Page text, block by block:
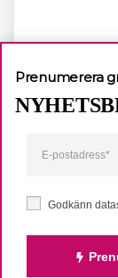
Godkänn
Prenumerera